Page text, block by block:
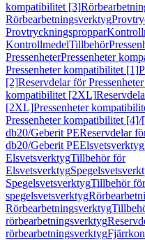
kompatibilitet [3]
Rörbearbetningsverktyg
Provtryckningsproppar
KontrollmedelTillbehör
PressenheterPressenheter
Pressenheter kompatibilitet [1]
[2]Reservdelar för
kompatibilitet [2XL]
[2XL]Pressenheter
Pressenheter kompatibilitet [4]/
db20/Geberit PEReservdelar
db20/Geberit PEElsvetsverktyg
ElsvetsverktygTillbehör för
Elsvetsverktyg
SpegelsvetsverktygTillbehör för
spegelsvetsverktyg
Rörbearbetningsverktyg
rörbearbetningsverktyg
rörbearbetningsverktyg